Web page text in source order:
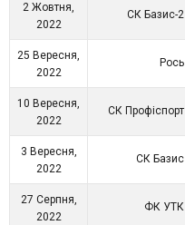
2 Жовтня,
2022
СК Базис-2
25 Вересня,
2022
Рось
10 Вересня,
2022
СК Профіспорт
3 Вересня,
2022
СК Базис
27 Серпня,
2022
ФК УТК